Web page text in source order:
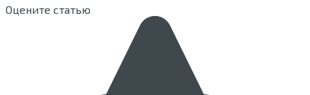
Оцените статью